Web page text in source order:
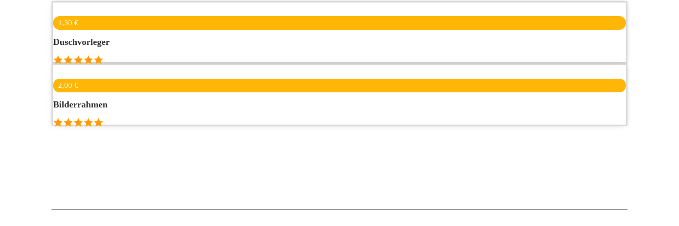
1,30 €
Duschvorleger
2,00 €
Bilderrahmen